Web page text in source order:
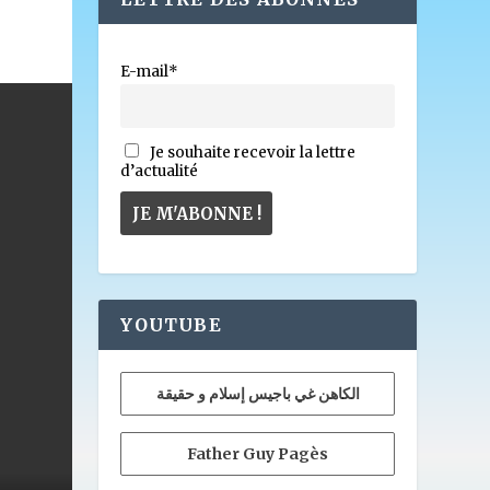
E-mail*
Je souhaite recevoir la lettre
d’actualité
YOUTUBE
الكاهن غي باجيس إسلام و حقيقة
Father Guy Pagès